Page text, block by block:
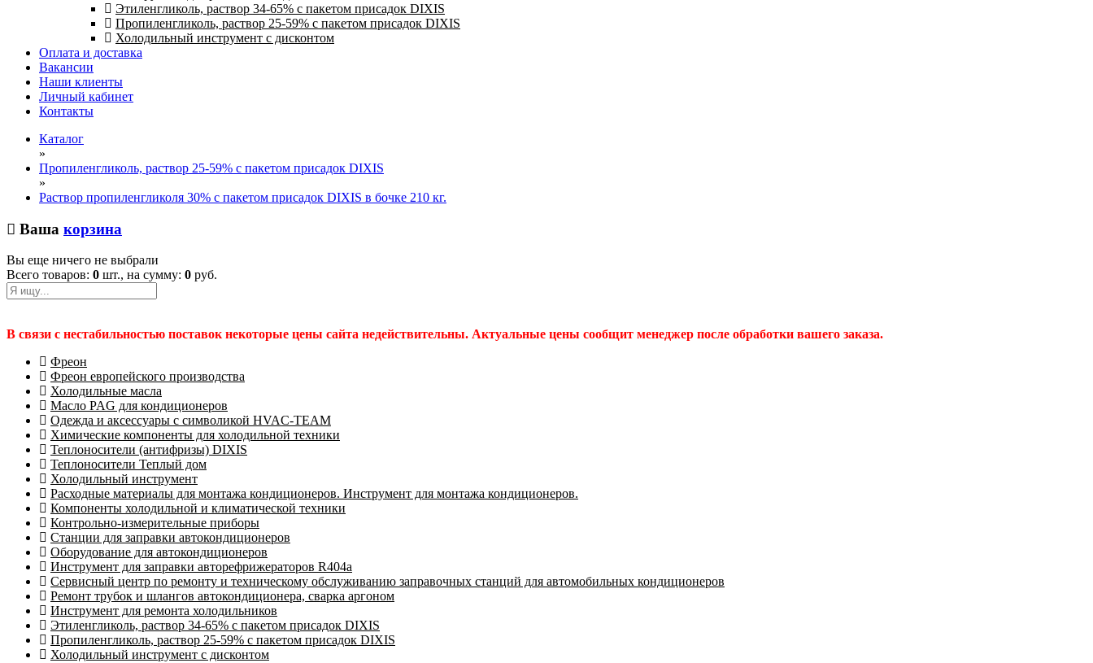
Этиленгликоль, раствор 34-65% с пакетом присадок DIXIS
Пропиленгликоль, раствор 25-59% с пакетом присадок DIXIS
Холодильный инструмент с дисконтом
Оплата и доставка
Вакансии
Наши клиенты
Личный кабинет
Контакты
Каталог
»
Пропиленгликоль, раствор 25-59% с пакетом присадок DIXIS
»
Раствор пропиленгликоля 30% с пакетом присадок DIXIS в бочке 210 кг.
Ваша корзина
Вы еще ничего не выбрали
Всего товаров: 0 шт., на сумму: 0 руб.
В связи с нестабильностью поставок некоторые цены сайта недействительны. Актуальные цены сообщит менеджер после обработки вашего заказа.
Фреон
Фреон европейского производства
Холодильные масла
Масло PAG для кондиционеров
Одежда и аксессуары с символикой HVAC-TEAM
Химические компоненты для холодильной техники
Теплоносители (антифризы) DIXIS
Теплоносители Теплый дом
Холодильный инструмент
Расходные материалы для монтажа кондиционеров. Инструмент для монтажа кондиционеров.
Компоненты холодильной и климатической техники
Контрольно-измерительные приборы
Станции для заправки автокондиционеров
Оборудование для автокондиционеров
Инструмент для заправки авторефрижераторов R404a
Сервисный центр по ремонту и техническому обслуживанию заправочных станций для автомобильных кондиционеров
Ремонт трубок и шлангов автокондиционера, сварка аргоном
Инструмент для ремонта холодильников
Этиленгликоль, раствор 34-65% с пакетом присадок DIXIS
Пропиленгликоль, раствор 25-59% с пакетом присадок DIXIS
Холодильный инструмент с дисконтом